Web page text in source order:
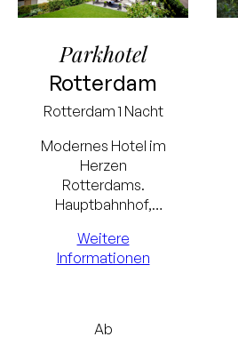
Parkhotel
Rotterdam
Rotterdam1 Nacht
Modernes Hotel im
Herzen
Rotterdams.
Hauptbahnhof,
Museumpark sind
zu Fuß erreichbar.
Weitere
Informationen
Ab